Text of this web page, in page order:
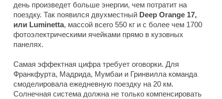
день произведет больше энергии, чем потратит на
поездку. Так появился двухместный Deep Orange 17,
или Luminetta, массой всего 550 кг и с более чем 1700
фотоэлектрическими ячейками прямо в кузовных
панелях.
Самая эффектная цифра требует оговорки. Для
Франкфурта, Мадрида, Мумбаи и Гринвилла команда
смоделировала ежедневную поездку на 20 км.
Солнечная система должна не только компенсировать